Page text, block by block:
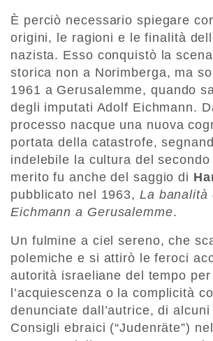
È perciò necessario spiegare
origini, le ragioni e le finalità
nazista. Esso conquistò la
storica non a Norimberga, ma
1961 a Gerusalemme, quando
degli imputati Adolf Eichmann.
processo nacque una nuova
portata della catastrofe,
indelebile la cultura del secondo
merito fu anche del saggio di
pubblicato nel 1963, La banalità
Eichmann a Gerusalemme.
Un fulmine a ciel sereno, che
polemiche e si attirò le feroci
autorità israeliane del tempo per
l’acquiescenza o la complicità
denunciate dall’autrice, di
Consigli ebraici (“Judenräte”)